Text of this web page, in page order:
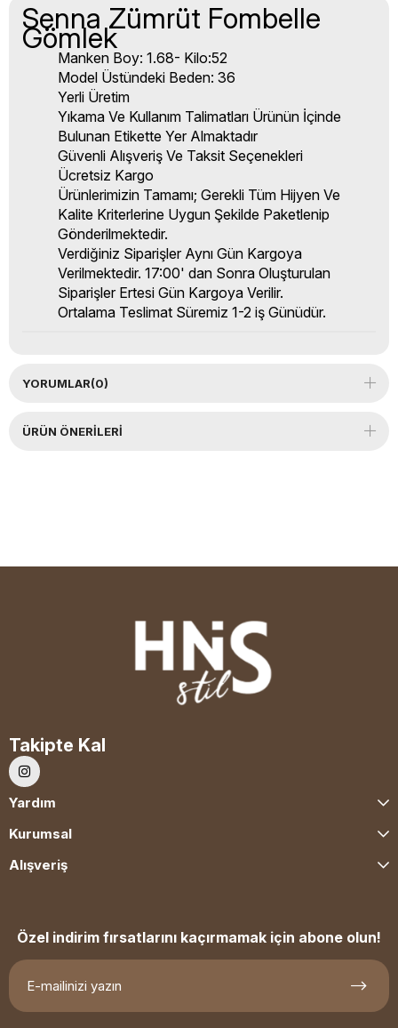
Senna Zümrüt Fombelle
Gömlek
Manken Boy: 1.68- Kilo:52
Model Üstündeki Beden: 36
Yerli Üretim
Yıkama Ve Kullanım Talimatları Ürünün İçinde
Bulunan Etikette Yer Almaktadır
Güvenli Alışveriş Ve Taksit Seçenekleri
Ücretsiz Kargo
Ürünlerimizin Tamamı; Gerekli Tüm Hijyen Ve
Kalite Kriterlerine Uygun Şekilde Paketlenip
Gönderilmektedir.
Verdiğiniz Siparişler Aynı Gün Kargoya
Verilmektedir. 17:00' dan Sonra Oluşturulan
Siparişler Ertesi Gün Kargoya Verilir.
Ortalama Teslimat Süremiz 1-2 iş Günüdür.
YORUMLAR(0)
ÜRÜN ÖNERILERI
Takipte Kal
Yardım
Kurumsal
Alışveriş
Özel indirim fırsatlarını kaçırmamak için abone olun!